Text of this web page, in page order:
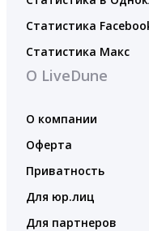
Статистика
Статистика Макс
О LiveDune
О компании
Оферта
Приватность
Для юр.лиц
Для партнеров